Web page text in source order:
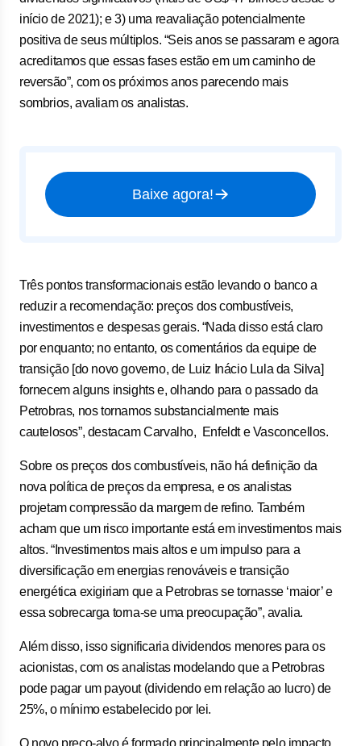
início de 2021); e 3) uma reavaliação potencialmente
positiva de seus múltiplos. “Seis anos se passaram e agora
acreditamos que essas fases estão em um caminho de
reversão”, com os próximos anos parecendo mais
sombrios, avaliam os analistas.
Baixe agora!
Três pontos transformacionais estão levando o banco a
reduzir a recomendação: preços dos combustíveis,
investimentos e despesas gerais. “Nada disso está claro
por enquanto; no entanto, os comentários da equipe de
transição [do novo governo, de Luiz Inácio Lula da Silva]
fornecem alguns insights e, olhando para o passado da
Petrobras, nos tornamos substancialmente mais
cautelosos”, destacam Carvalho, Enfeldt e Vasconcellos.
Sobre os preços dos combustíveis, não há definição da
nova política de preços da empresa, e os analistas
projetam compressão da margem de refino. Também
acham que um risco importante está em investimentos mais
altos. “Investimentos mais altos e um impulso para a
diversificação em energias renováveis ​​e transição
energética exigiriam que a Petrobras se tornasse ‘maior’ e
essa sobrecarga torna-se uma preocupação”, avalia.
Além disso, isso significaria dividendos menores para os
acionistas, com os analistas modelando que a Petrobras
pode pagar um payout (dividendo em relação ao lucro) de
25%, o mínimo estabelecido por lei.
O novo preço-alvo é formado principalmente pelo impacto